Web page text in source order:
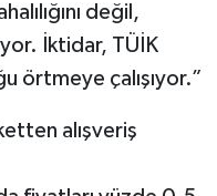
değil,
İktidar, TÜİK
örtmeye çalışıyor.”
alışveriş